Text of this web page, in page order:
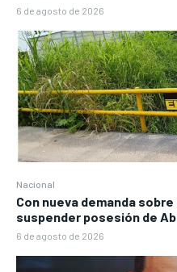
6 de agosto de 2026
Nacional
Con nueva demanda
suspender posesión de
6 de agosto de 2026